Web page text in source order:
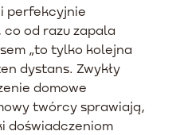
perfekcyjnie
od razu zapala
„to tylko kolejna
dystans. Zwykły
domowe
twórcy sprawiają,
doświadczeniom